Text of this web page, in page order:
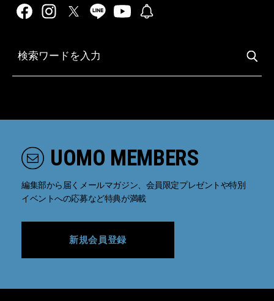
UOMO MEMBERS
編集部から届くメールマガジン、会員限定プレゼントや特別
イベントへの応募など特典が満載
新規会員登録